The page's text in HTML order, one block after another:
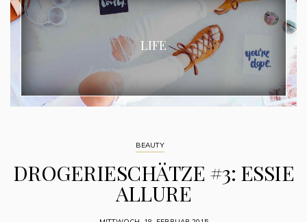
LIFE
BEAUTY
DROGERIESCHÄTZE #3: ESSIE
ALLURE